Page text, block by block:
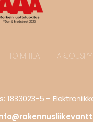
TOIMITILAT
5 –